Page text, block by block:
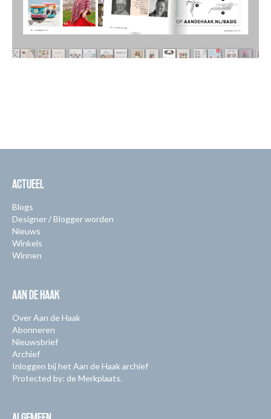
ACTUEEL
Blogs
Designer / Blogger worden
Nieuws
Winkels
Winnen
AAN DE HAAK
Over Aan de Haak
Abonneren
Nieuwsbrief
Archief
Inloggen bij het Aan de Haak archief
Protected by: de Merkplaats.